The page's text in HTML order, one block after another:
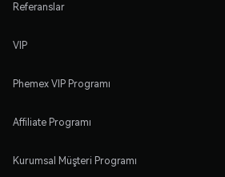
Referanslar
VIP
Phemex VIP Programı
Affiliate Programı
Kurumsal Müşteri Programı